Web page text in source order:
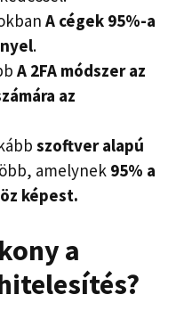
A cégek 95%-a
.
A 2FA módszer az
az
szoftver alapú
amelynek 95% a
képest.
a